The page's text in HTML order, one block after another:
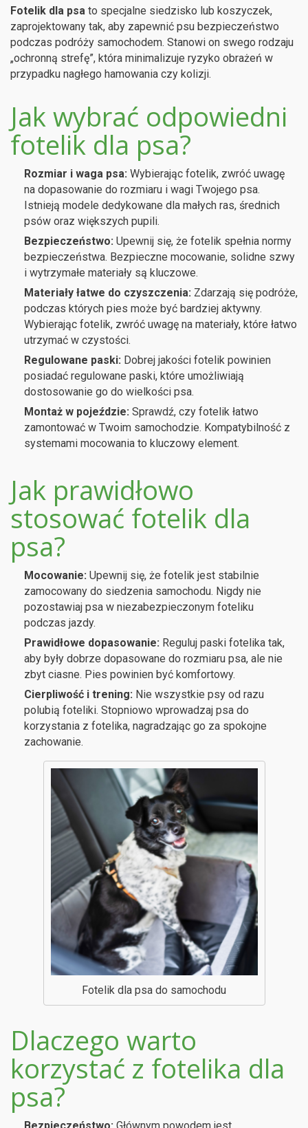
Fotelik dla psa to specjalne siedzisko lub koszyczek,
zaprojektowany tak, aby zapewnić psu bezpieczeństwo
podczas podróży samochodem. Stanowi on swego rodzaju
„ochronną strefę”, która minimalizuje ryzyko obrażeń w
przypadku nagłego hamowania czy kolizji.
Jak wybrać odpowiedni
fotelik dla psa?
Rozmiar i waga psa: Wybierając fotelik, zwróć uwagę
na dopasowanie do rozmiaru i wagi Twojego psa.
Istnieją modele dedykowane dla małych ras, średnich
psów oraz większych pupili.
Bezpieczeństwo: Upewnij się, że fotelik spełnia normy
bezpieczeństwa. Bezpieczne mocowanie, solidne szwy
i wytrzymałe materiały są kluczowe.
Materiały łatwe do czyszczenia: Zdarzają się podróże,
podczas których pies może być bardziej aktywny.
Wybierając fotelik, zwróć uwagę na materiały, które łatwo
utrzymać w czystości.
Regulowane paski: Dobrej jakości fotelik powinien
posiadać regulowane paski, które umożliwiają
dostosowanie go do wielkości psa.
Montaż w pojeździe: Sprawdź, czy fotelik łatwo
zamontować w Twoim samochodzie. Kompatybilność z
systemami mocowania to kluczowy element.
Jak prawidłowo
stosować fotelik dla
psa?
Mocowanie: Upewnij się, że fotelik jest stabilnie
zamocowany do siedzenia samochodu. Nigdy nie
pozostawiaj psa w niezabezpieczonym foteliku
podczas jazdy.
Prawidłowe dopasowanie: Reguluj paski fotelika tak,
aby były dobrze dopasowane do rozmiaru psa, ale nie
zbyt ciasne. Pies powinien być komfortowy.
Cierpliwość i trening: Nie wszystkie psy od razu
polubią foteliki. Stopniowo wprowadzaj psa do
korzystania z fotelika, nagradzając go za spokojne
zachowanie.
Fotelik dla psa do samochodu
Dlaczego warto
korzystać z fotelika dla
psa?